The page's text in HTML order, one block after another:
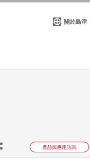
關於島津
產品與應用諮詢